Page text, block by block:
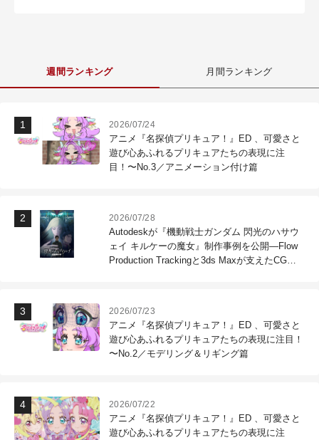
週間ランキング 月間ランキング
2026/07/24
アニメ『名探偵プリキュア！』ED 、可愛さと
遊び心あふれるプリキュアたちの表現に注
目！〜No.3／アニメーション付け篇
2026/07/28
Autodeskが『機動戦士ガンダム 閃光のハサウ
ェイ キルケーの魔女』制作事例を公開―Flow
Production Trackingと3ds Maxが支えたCG制
2026/07/23
アニメ『名探偵プリキュア！』ED 、可愛さと
遊び心あふれるプリキュアたちの表現に注目！
〜No.2／モデリング＆リギング篇
2026/07/22
アニメ『名探偵プリキュア！』ED 、可愛さと
遊び心あふれるプリキュアたちの表現に注